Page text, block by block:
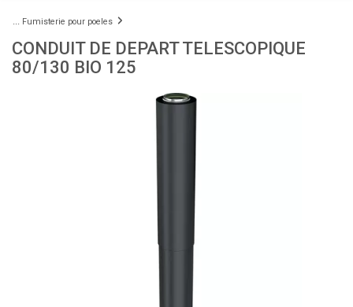
Fumisterie pour poeles
CONDUIT DE DEPART TELESCOPIQUE
80/130 BIO 125